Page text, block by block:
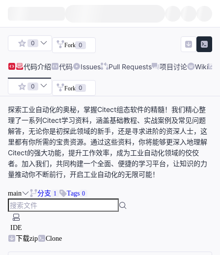
0 Fork 0
代码介绍 代码 Issues Pull Requests 项目讨论 Wiki
0 Fork 0
探索工业自动化的奥秘，掌握Citect组态软件的精髓！我们精心整
理了一系列Citect学习资料，涵盖基础教程、实战案例及常见问题
解答，无论你是初探此领域的新手，还是寻求进阶的资深人士，这
里都有你所需的宝贵资源。通过这些资料，你将能够更深入地理解
Citect的强大功能，提升工作效率，成为工业自动化领域的佼佼
者。加入我们，共同构建一个全面、便捷的学习平台，让知识的力
量推动你不断前行，开启工业自动化的无限可能！
main 分支 1 Tags 0
IDE
下载zip
Clone